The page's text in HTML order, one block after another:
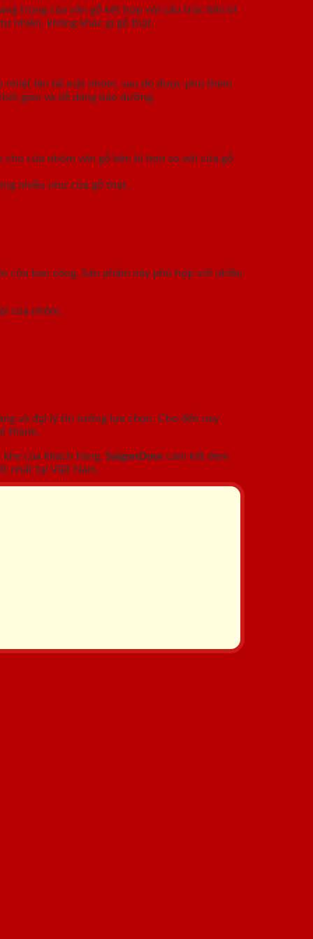
trọng của vân gỗ kết hợp với cấu trúc bền bỉ
nhiên, không khác gì gỗ thật.
nhiệt lên bề mặt nhôm, sau đó được phủ thêm
gian và dễ dàng bảo dưỡng.
cửa nhôm vân gỗ bền bỉ hơn so với cửa gỗ
nhiều như cửa gỗ thật.
cửa ban công. Sản phẩm này phù hợp với nhiều
của nhôm.
và đại lý tin tưởng lựa chọn. Cho đến nay
thành.
của khách hàng. SaigonDoor cam kết đem
nhất tại Việt Nam.